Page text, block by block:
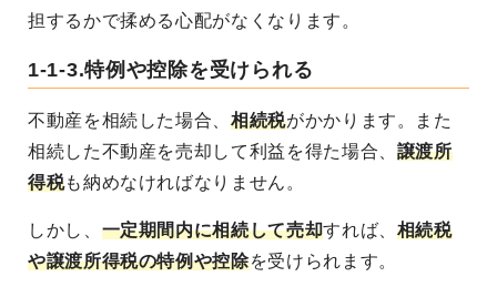
担するかで揉める心配がなくなります。
1-1-3.特例や控除を受けられる
不動産を相続した場合、相続税がかかります。また
相続した不動産を売却して利益を得た場合、 譲渡所
得税も納めなければなりません。
しかし、 一定期間内に相続して売却すれば、 相続税
や譲渡所得税の特例や控除を受けられます。